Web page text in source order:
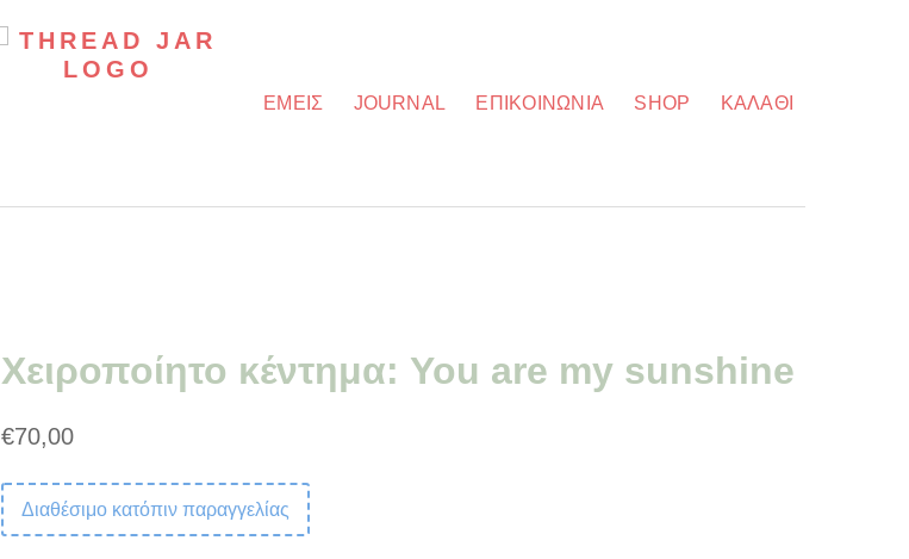
ΕΜΕΙΣ JOURNAL ΕΠΙΚΟΙΝΩΝΊΑ SHOP ΚΑΛΆΘΙ
Χειροποίητο κέντημα: You are my sunshine
€70,00
Διαθέσιμο κατόπιν παραγγελίας